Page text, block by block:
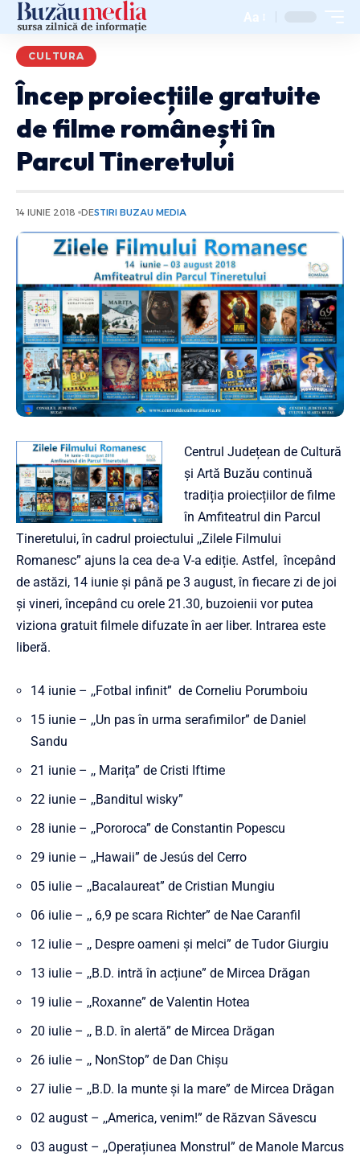
Aa
CULTURA
Încep proiecțiile gratuite
de filme românești în
Parcul Tineretului
14 IUNIE 2018 DESTIRI BUZAU MEDIA
Centrul Județean de Cultură
și Artă Buzău continuă
tradiția proiecțiilor de filme
în Amfiteatrul din Parcul
Tineretului, în cadrul proiectului ,,Zilele Filmului
Romanesc” ajuns la cea de-a V-a ediție. Astfel, începând
de astăzi, 14 iunie și până pe 3 august, în fiecare zi de joi
și vineri, începând cu orele 21.30, buzoienii vor putea
viziona gratuit filmele difuzate în aer liber. Intrarea este
liberă.
14 iunie – ,,Fotbal infinit” de Corneliu Porumboiu
15 iunie – ,,Un pas în urma serafimilor” de Daniel
Sandu
21 iunie – ,, Marița” de Cristi Iftime
22 iunie – ,,Banditul wisky”
28 iunie – ,,Pororoca” de Constantin Popescu
29 iunie – ,,Hawaii” de Jesús del Cerro
05 iulie – ,,Bacalaureat” de Cristian Mungiu
06 iulie – ,, 6,9 pe scara Richter” de Nae Caranfil
12 iulie – ,, Despre oameni și melci” de Tudor Giurgiu
13 iulie – ,,B.D. intră în acțiune” de Mircea Drăgan
19 iulie – ,,Roxanne” de Valentin Hotea
20 iulie – ,, B.D. în alertă” de Mircea Drăgan
26 iulie – ,, NonStop” de Dan Chișu
27 iulie – ,,B.D. la munte și la mare” de Mircea Drăgan
02 august – ,,America, venim!” de Răzvan Săvescu
03 august – ,,Operațiunea Monstrul” de Manole Marcus